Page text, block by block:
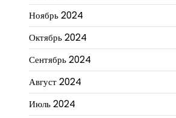
Ноябрь 2024
Октябрь 2024
Сентябрь 2024
Август 2024
Июль 2024